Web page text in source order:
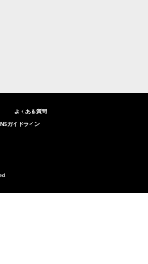
よくある質問
ガイドライン